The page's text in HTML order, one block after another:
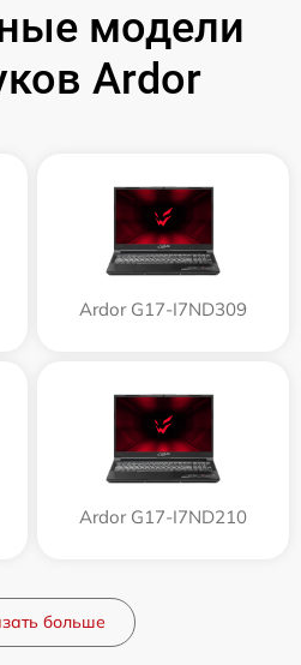
модели
Ardor
Ardor G17-I7ND309
Ardor G17-I7ND210
больше